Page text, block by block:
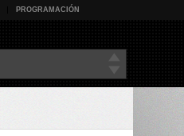
PROGRAMACIÓN